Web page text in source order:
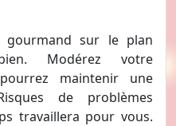
sur le plan
Modérez votre
maintenir une
de problèmes
travaillera pour vous.